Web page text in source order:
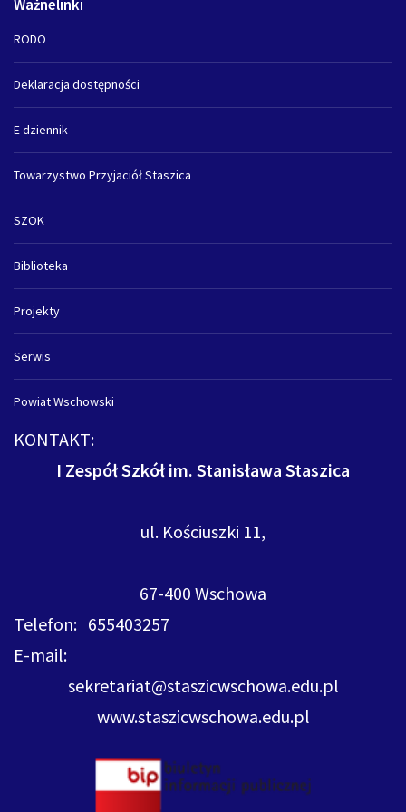
Ważnelinki
RODO
Deklaracja dostępności
E dziennik
Towarzystwo Przyjaciół Staszica
SZOK
Biblioteka
Projekty
Serwis
Powiat Wschowski
KONTAKT:
I Zespół Szkół im. Stanisława Staszica
ul. Kościuszki 11,
67-400 Wschowa
Telefon: 655403257
E-mail:
sekretariat@staszicwschowa.edu.pl
www.staszicwschowa.edu.pl